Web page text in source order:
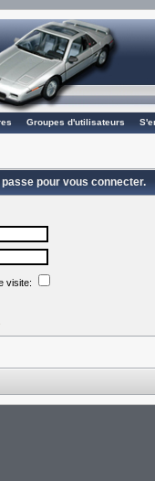
Groupes d'utilisateurs
pour vous connecter.
visite: